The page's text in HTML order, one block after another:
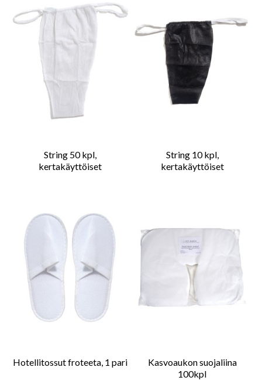
String 50 kpl,
kertakäyttöiset
String 10 kpl,
kertakäyttöiset
Hotellitossut froteeta, 1 pari
Kasvoaukon suojaliina
100kpl